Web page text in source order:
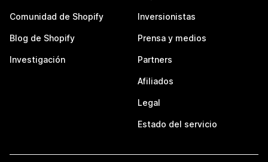
Comunidad de Shopify
Blog de Shopify
Investigación
Inversionistas
Prensa y medios
Partners
Afiliados
Legal
Estado del servicio